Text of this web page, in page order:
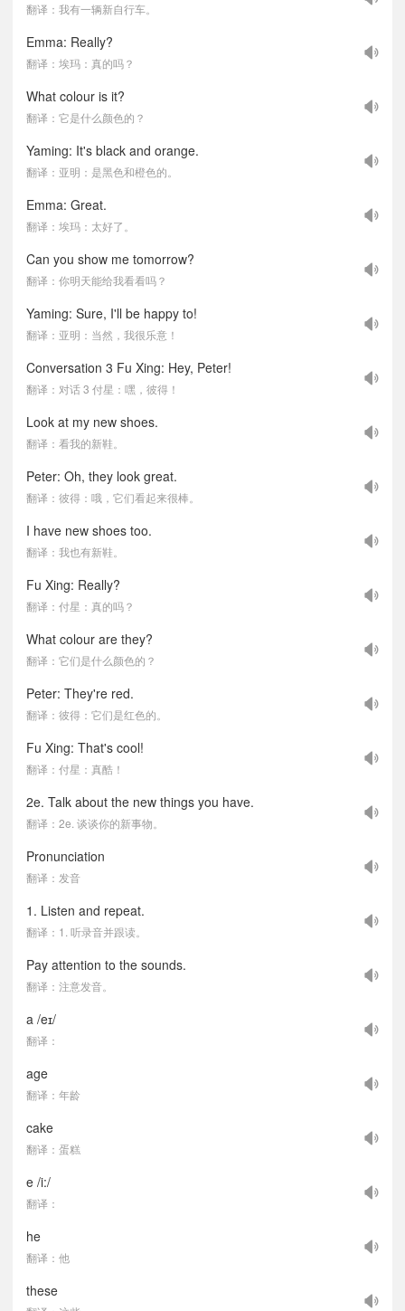
翻译：我有一辆新自行车。
Emma: Really?
翻译：埃玛：真的吗？
What colour is it?
翻译：它是什么颜色的？
Yaming: It's black and orange.
翻译：亚明：是黑色和橙色的。
Emma: Great.
翻译：埃玛：太好了。
Can you show me tomorrow?
翻译：你明天能给我看看吗？
Yaming: Sure, I'll be happy to!
翻译：亚明：当然，我很乐意！
Conversation 3 Fu Xing: Hey, Peter!
翻译：对话 3 付星：嘿，彼得！
Look at my new shoes.
翻译：看我的新鞋。
Peter: Oh, they look great.
翻译：彼得：哦，它们看起来很棒。
I have new shoes too.
翻译：我也有新鞋。
Fu Xing: Really?
翻译：付星：真的吗？
What colour are they?
翻译：它们是什么颜色的？
Peter: They're red.
翻译：彼得：它们是红色的。
Fu Xing: That's cool!
翻译：付星：真酷！
2e. Talk about the new things you have.
翻译：2e. 谈谈你的新事物。
Pronunciation
翻译：发音
1. Listen and repeat.
翻译：1. 听录音并跟读。
Pay attention to the sounds.
翻译：注意发音。
a /eɪ/
翻译：
age
翻译：年龄
cake
翻译：蛋糕
e /i:/
翻译：
he
翻译：他
these